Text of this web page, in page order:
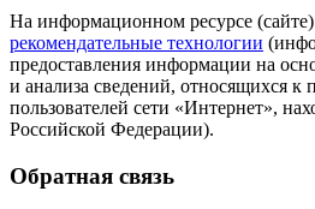
На информационном ресурсе
рекомендательные технологии
предоставления информации на
и анализа сведений, относящихся к
пользователей сети «Интернет»,
Российской Федерации).
Обратная связь